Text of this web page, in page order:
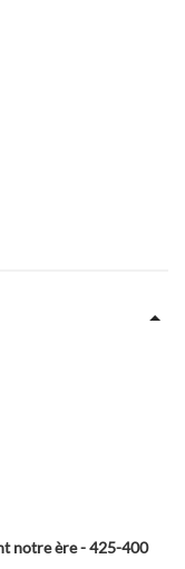
notre ère-425-400